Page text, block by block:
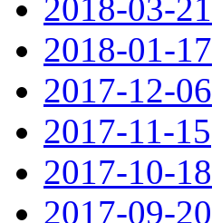
2018-03-21
2018-01-17
2017-12-06
2017-11-15
2017-10-18
2017-09-20